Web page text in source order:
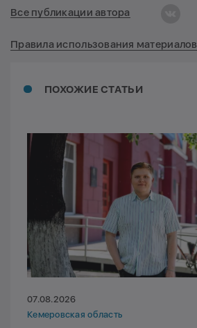
ПОХОЖИЕ СТАТЬИ
07.08.2026
Кемеровская область
Все публикации автора
Правила использования материалов